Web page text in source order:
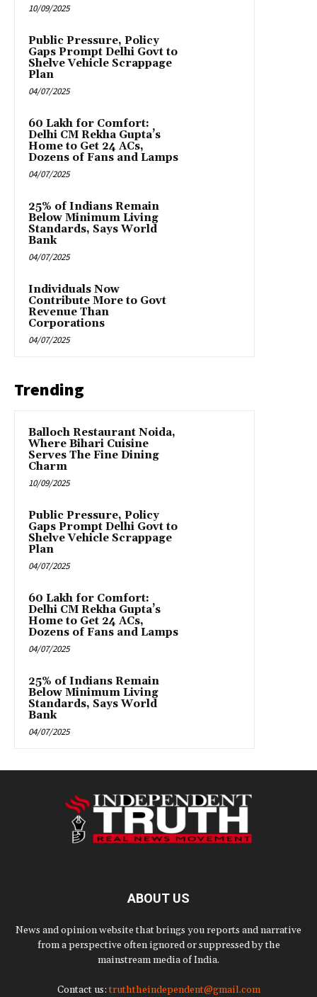
10/09/2025
Public Pressure, Policy
Gaps Prompt Delhi Govt to
Shelve Vehicle Scrappage
Plan
04/07/2025
₹60 Lakh for Comfort:
Delhi CM Rekha Gupta’s
Home to Get 24 ACs,
Dozens of Fans and Lamps
04/07/2025
25% of Indians Remain
Below Minimum Living
Standards, Says World
Bank
04/07/2025
Individuals Now
Contribute More to Govt
Revenue Than
Corporations
04/07/2025
Trending
Balloch Restaurant Noida,
Where Bihari Cuisine
Serves The Fine Dining
Charm
10/09/2025
Public Pressure, Policy
Gaps Prompt Delhi Govt to
Shelve Vehicle Scrappage
Plan
04/07/2025
₹60 Lakh for Comfort:
Delhi CM Rekha Gupta’s
Home to Get 24 ACs,
Dozens of Fans and Lamps
04/07/2025
25% of Indians Remain
Below Minimum Living
Standards, Says World
Bank
04/07/2025
ABOUT US
News and opinion website that brings you reports and narrative
from a perspective often ignored or suppressed by the
mainstream media of India.
Contact us:truththeindependent@gmail.com